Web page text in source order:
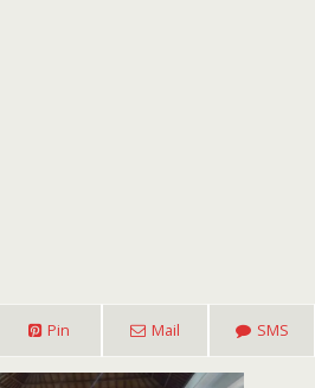
Pin Mail SMS